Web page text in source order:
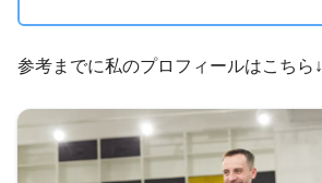
参考までに私のプロフィールはこちら↓